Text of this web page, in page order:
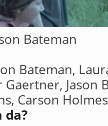
Bateman
Bateman,
Gaertner, Jason
Carson Holmes
da?